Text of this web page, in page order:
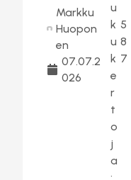
Markku
Huopon
en
07.07.2
026
u
k
u
k
e
r
t
o
j
a
5
8
7